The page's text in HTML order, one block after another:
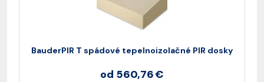
BauderPIR T spádové tepelnoizolačné PIR dosky
od 560,76 €